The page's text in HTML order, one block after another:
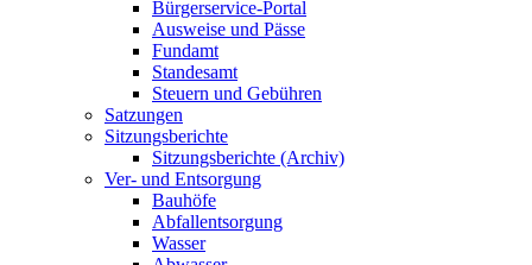
Bürgerservice-Portal
Ausweise und Pässe
Fundamt
Standesamt
Steuern und Gebühren
Satzungen
Sitzungsberichte
Sitzungsberichte (Archiv)
Ver- und Entsorgung
Bauhöfe
Abfallentsorgung
Wasser